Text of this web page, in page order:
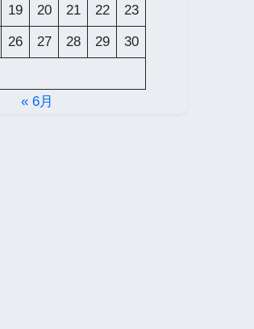
19 20 21 22 23
26 27 28 29 30
« 6月